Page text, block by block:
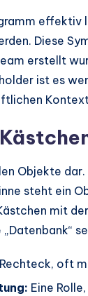
effektiv
Diese
erstellt
ist es
Objekte
steht ein
mit
oft
Eine